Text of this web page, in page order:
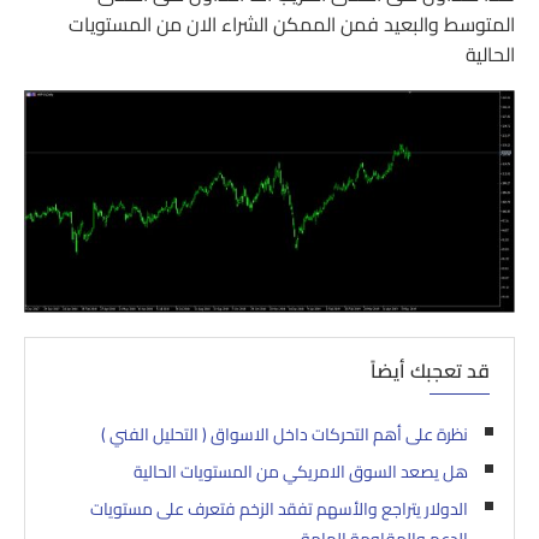
المتوسط والبعيد فمن الممكن الشراء الان من المستويات
الحالية
قد تعجبك أيضاً
نظرة على أهم التحركات داخل الاسواق ( التحليل الفني )
هل يصعد السوق الامريكي من المستويات الحالية
الدولار يتراجع والأسهم تفقد الزخم فتعرف على مستويات